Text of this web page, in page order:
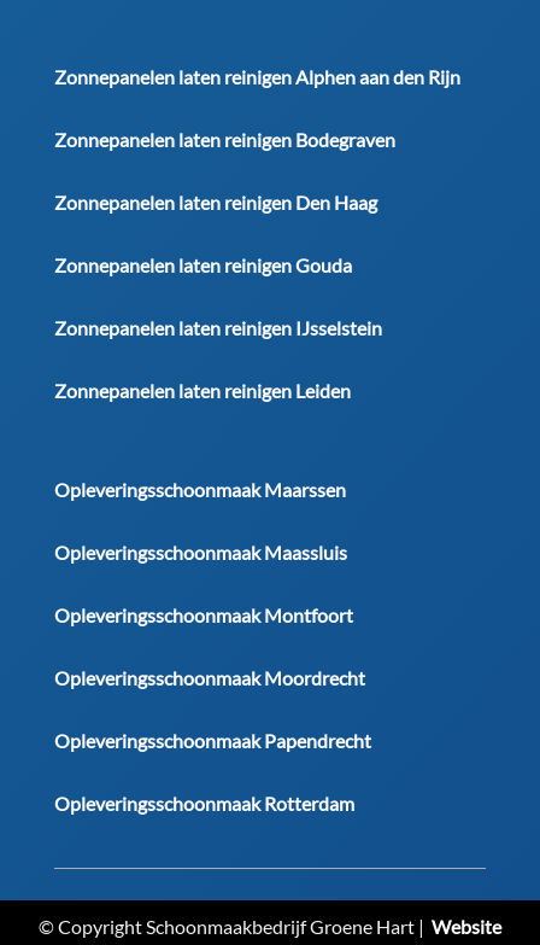
Zonnepanelen laten reinigen Alphen aan den Rijn
Zonnepanelen laten reinigen Bodegraven
Zonnepanelen laten reinigen Den Haag
Zonnepanelen laten reinigen Gouda
Zonnepanelen laten reinigen IJsselstein
Zonnepanelen laten reinigen Leiden
Opleveringsschoonmaak Maarssen
Opleveringsschoonmaak Maassluis
Opleveringsschoonmaak Montfoort
Opleveringsschoonmaak Moordrecht
Opleveringsschoonmaak Papendrecht
Opleveringsschoonmaak Rotterdam
© Copyright Schoonmaakbedrijf Groene Hart | Website